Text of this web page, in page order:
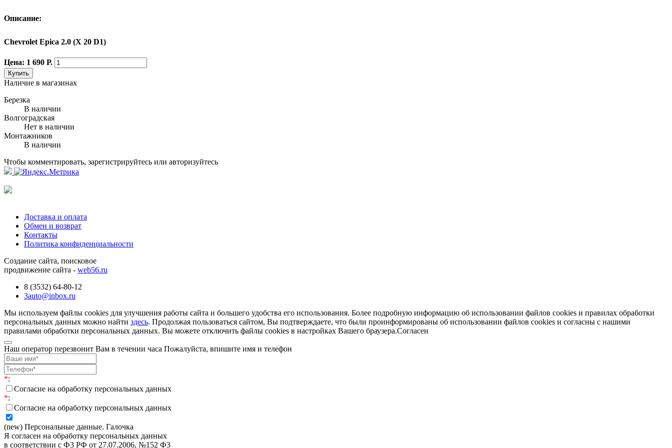
Описание:
Chevrolet Epica 2.0 (X 20 D1)
Цена: 1 690 Р.
Купить
Наличие в магазинах
Березка
В наличии
Волгоградская
Нет в наличии
Монтажников
В наличии
Чтобы комментировать, зарегистрируйтесь или авторизуйтесь
Доставка и оплата
Обмен и возврат
Контакты
Политика конфиденциальности
Создание сайта, поисковое
продвижение сайта - web56.ru
8 (3532) 64-80-12
3auto@inbox.ru
Мы используем файлы cookies для улучшения работы сайта и большего удобства его использования. Более подробную информацию об использовании файлов cookies и правилах обработки
персональных данных можно найти здесь. Продолжая пользоваться сайтом, Вы подтверждаете, что были проинформированы об использовании файлов cookies и согласны с нашими
правилами обработки персональных данных. Вы можете отключить файлы cookies в настройках Вашего браузера.Согласен
Наш оператор перезвонит Вам в течении часа Пожалуйста, впишите имя и телефон
*:
Согласие на обработку персональных данных
*:
Согласие на обработку персональных данных
(new) Персональные данные. Галочка
Я согласен на обработку персональных данных
в соответствии с Ф3 РФ от 27.07.2006, №152 Ф3